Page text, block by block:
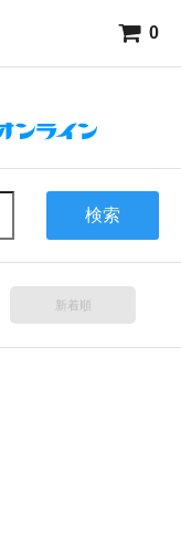
0
検索
新着順